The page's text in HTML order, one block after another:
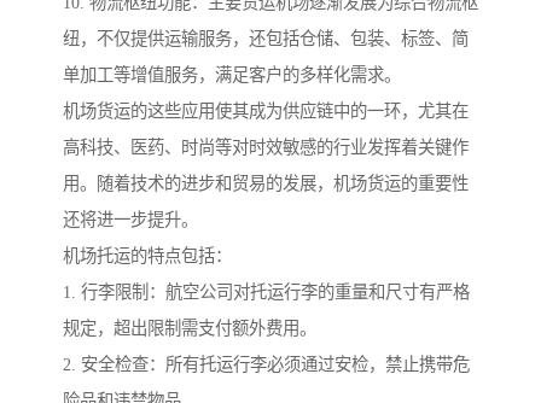
纽，不仅提供运输服务，还包括仓储、包装、标签、简
单加工等增值服务，满足客户的多样化需求。
机场货运的这些应用使其成为供应链中的一环，尤其在
高科技、医药、时尚等对时效敏感的行业发挥着关键作
用。随着技术的进步和贸易的发展，机场货运的重要性
还将进一步提升。
机场托运的特点包括：
1. 行李限制：航空公司对托运行李的重量和尺寸有严格
规定，超出限制需支付额外费用。
2. 安全检查：所有托运行李必须通过安检，禁止携带危